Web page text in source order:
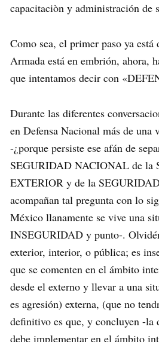
capacitaciòn y administración de
Como sea, el primer paso ya está
Armada está en embrión, ahora,
que intentamos decir con
Durante las diferentes
en Defensa Nacional más de una
-¿porque persiste ese afán de
SEGURIDAD NACIONAL de la
EXTERIOR y de la
acompañan tal pregunta con lo
México llanamente se vive una
INSEGURIDAD y punto-.
exterior, interior, o pública; es
que se comenten en el ámbito
desde el externo y llevar a una
es agresión) externa, (que no
definitivo es que, y concluyen -la
debe implementar en el ámbito